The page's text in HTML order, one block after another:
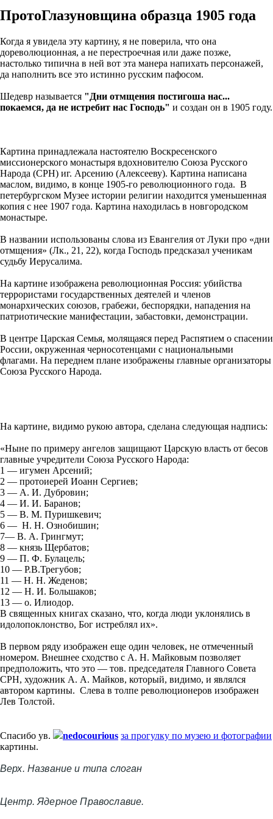
ПротоГлазуновщина образца 1905 года
Когда я увидела эту картину, я не поверила, что она
дореволюционная, а не перестроечная или даже позже,
настолько типична в ней вот эта манера напихать персонажей,
да наполнить все это истинно русским пафосом.
Шедевр называется "Дни отмщения постигоша нас...
покаемся, да не истребит нас Господь" и создан он в 1905 году.
Картина принадлежала настоятелю Воскресенского
миссионерского монастыря вдохновителю Союза Русского
Народа (СРН) иг. Арсению (Алексееву). Картина написана
маслом, видимо, в конце 1905-го революционного года. В
петербургском Музее истории религии находится уменьшенная
копия с нее 1907 года. Картина находилась в новгородском
монастыре.
В названии использованы слова из Евангелия от Луки про «дни
отмщения» (Лк., 21, 22), когда Господь предсказал ученикам
судьбу Иерусалима.
На картине изображена революционная Россия: убийства
террористами государственных деятелей и членов
монархических союзов, грабежи, беспорядки, нападения на
патриотические манифестации, забастовки, демонстрации.
В центре Царская Семья, молящаяся перед Распятием о спасении
России, окруженная черносотенцами с национальными
флагами. На переднем плане изображены главные организаторы
Союза Русского Народа.
На картине, видимо рукою автора, сделана следующая надпись:
«Ныне по примеру ангелов защищают Царскую власть от бесов
главные учредители Союза Русского Народа:
1 — игумен Арсений;
2 — протоиерей Иоанн Сергиев;
3 — А. И. Дубровин;
4 — И. И. Баранов;
5 — В. М. Пуришкевич;
6 — Н. Н. Ознобишин;
7— В. А. Грингмут;
8 — князь Щербатов;
9 — П. Ф. Булацель;
10 — Р.В.Трегубов;
11 — Н. Н. Жеденов;
12 — Н. И. Большаков;
13 — о. Илиодор.
В священных книгах сказано, что, когда люди уклонялись в
идолопоклонство, Бог истреблял их».
В первом ряду изображен еще один человек, не отмеченный
номером. Внешнее сходство с А. Н. Майковым позволяет
предположить, что это — тов. председателя Главного Совета
СРН, художник А. А. Майков, который, видимо, и являлся
автором картины. Слева в толпе революционеров изображен
Лев Толстой.
Спасибо ув. nedocourious за прогулку по музею и фотографии
картины.
Верх. Название и типа слоган
Центр. Ядерное Православие.